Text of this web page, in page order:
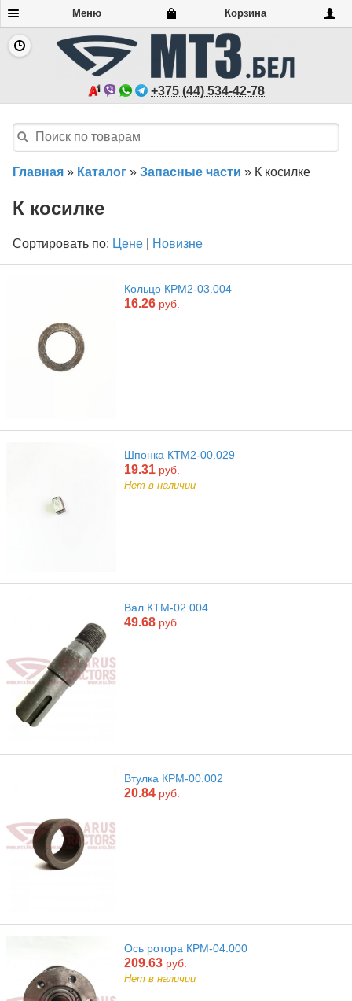
Меню Корзина
+375 (44) 534-42-78
Главная » Каталог » Запасные части » К косилке
К косилке
Сортировать по: Цене Новизне
Кольцо КРМ2-03.004
16.26 руб.
Шпонка КТМ2-00.029
19.31 руб.
Нет в наличии
Вал КТМ-02.004
49.68 руб.
Втулка КРМ-00.002
20.84 руб.
Ось ротора КРМ-04.000
209.63 руб.
Нет в наличии